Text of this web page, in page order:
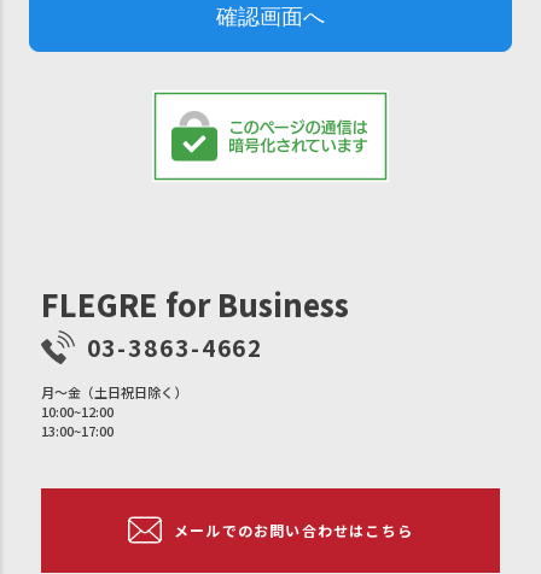
FLEGRE for Business
03-3863-4662
月〜金（土日祝日除く）
10:00~12:00
13:00~17:00
メールでのお問い合わせはこちら